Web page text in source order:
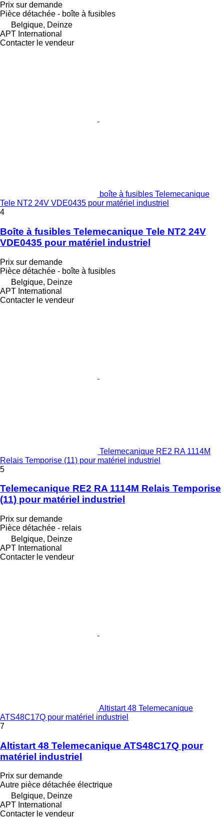
Prix sur demande
Pièce détachée - boîte à fusibles
Belgique, Deinze
APT International
Contacter le vendeur
boîte à fusibles Telemecanique
Tele NT2 24V VDE0435 pour matériel industriel
4
Boîte à fusibles Telemecanique Tele NT2 24V
VDE0435 pour matériel industriel
Prix sur demande
Pièce détachée - boîte à fusibles
Belgique, Deinze
APT International
Contacter le vendeur
Telemecanique RE2 RA 1114M
Relais Temporise (11) pour matériel industriel
5
Telemecanique RE2 RA 1114M Relais Temporise
(11) pour matériel industriel
Prix sur demande
Pièce détachée - relais
Belgique, Deinze
APT International
Contacter le vendeur
Altistart 48 Telemecanique
ATS48C17Q pour matériel industriel
7
Altistart 48 Telemecanique ATS48C17Q pour
matériel industriel
Prix sur demande
Autre pièce détachée électrique
Belgique, Deinze
APT International
Contacter le vendeur